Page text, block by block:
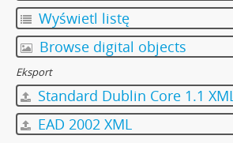
Wyświetl listę
Browse digital objects
Eksport
Standard Dublin Core 1.1 XML
EAD 2002 XML